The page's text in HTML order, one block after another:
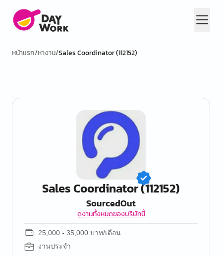
หน้าแรก/หางาน/Sales Coordinator (112152)
Sales Coordinator (112152)
SourcedOut
ดูงานทั้งหมดของบริษัทนี้
25,000 - 35,000 บาท/เดือน
งานประจำ